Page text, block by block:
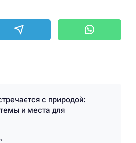
с природой:
и места для